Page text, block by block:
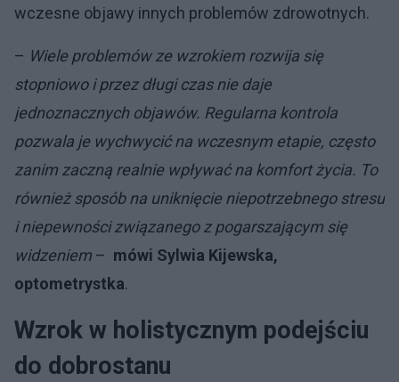
wczesne objawy innych problemów zdrowotnych.
– Wiele problemów ze wzrokiem rozwija się
stopniowo i przez długi czas nie daje
jednoznacznych objawów. Regularna kontrola
pozwala je wychwycić na wczesnym etapie, często
zanim zaczną realnie wpływać na komfort życia. To
również sposób na uniknięcie niepotrzebnego stresu
i niepewności związanego z pogarszającym się
widzeniem – mówi Sylwia Kijewska,
optometrystka.
Wzrok w holistycznym podejściu
do dobrostanu